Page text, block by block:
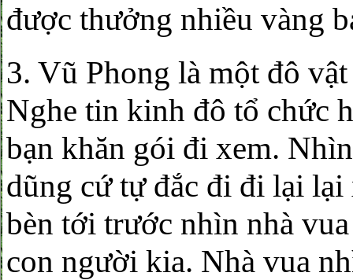
được thưởng nhiều vàng
3. Vũ Phong là một đô
Nghe tin kinh đô tổ chức
bạn khăn gói đi xem.
dũng cứ tự đắc đi đi lại
bèn tới trước nhìn nhà
con người kia. Nhà vua